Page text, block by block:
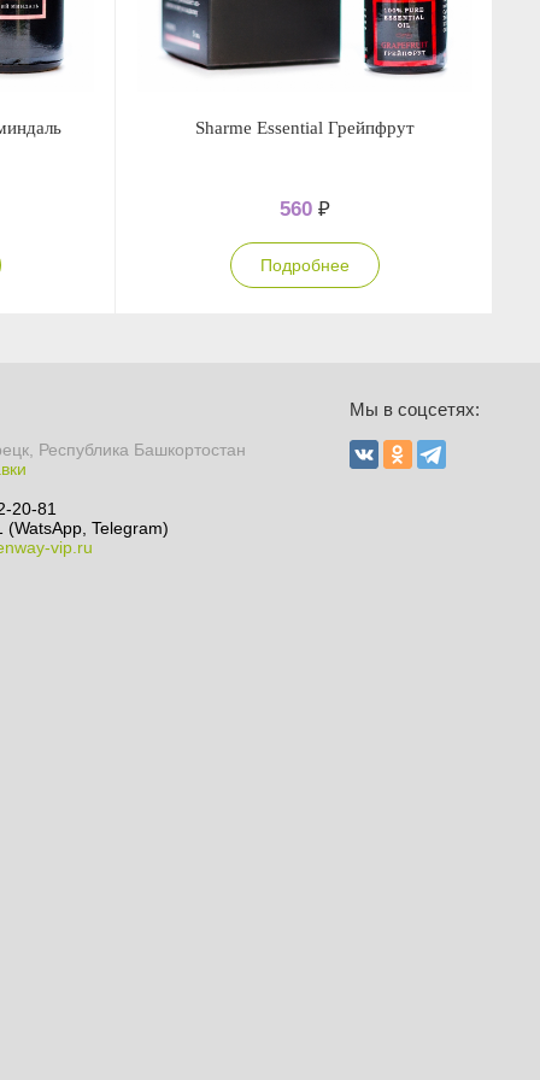
Sharme Essential Грейпфрут
560 ₽
Подробнее
Республика Башкортостан
20-81
Telegram)
vip.ru
Мы в соцсетях: